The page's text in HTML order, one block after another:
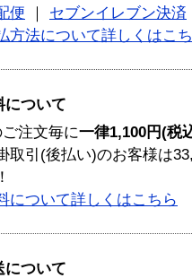
便 ｜ セブンイレブン決済
方法について詳しくはこ
について
注文毎に一律1,100円(税
取引(後払い)のお客様は
について詳しくはこちら
について